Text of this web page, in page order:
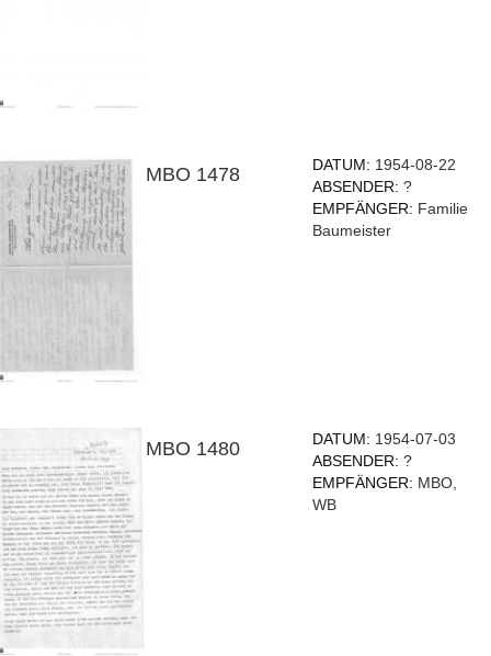
MBO 1478 DATUM: 1954-08-22
ABSENDER:?
EMPFÄNGER: Familie
Baumeister
MBO 1480 DATUM: 1954-07-03
ABSENDER:?
EMPFÄNGER: MBO,
WB